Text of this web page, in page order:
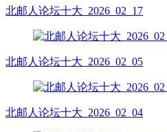
北邮人论坛十大_2026_02_17
北邮人论坛十大_2026_02_05
北邮人论坛十大_2026_02_04